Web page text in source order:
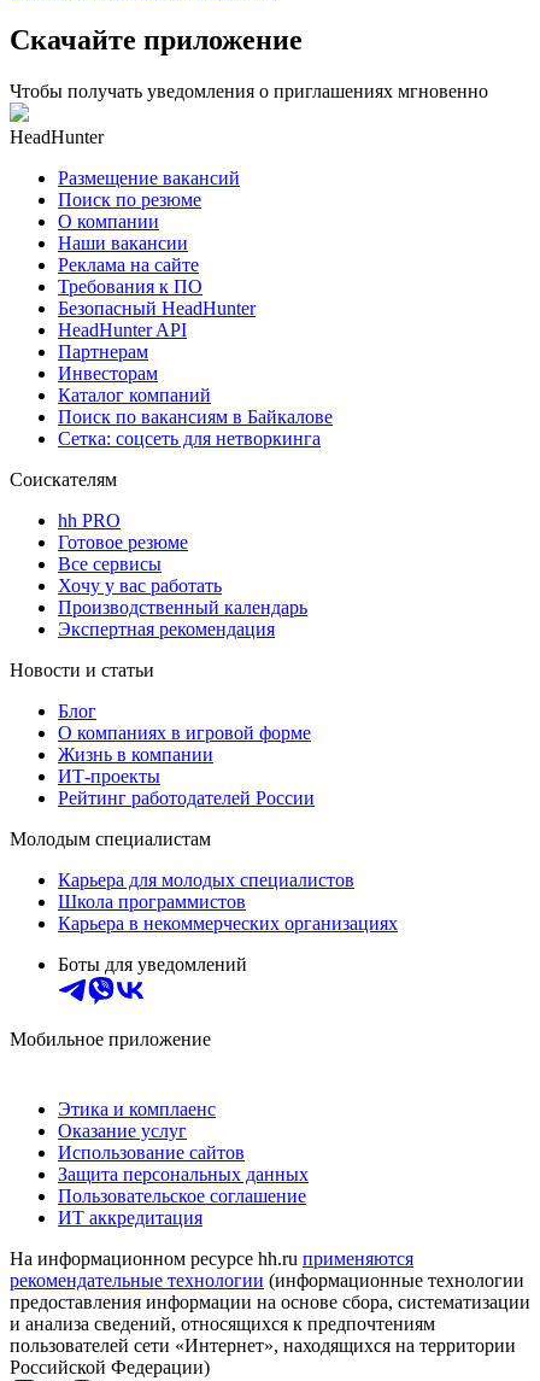
Скачайте приложение
Чтобы получать уведомления о приглашениях мгновенно
HeadHunter
Размещение вакансий
Поиск по резюме
О компании
Наши вакансии
Реклама на сайте
Требования к ПО
Безопасный HeadHunter
HeadHunter API
Партнерам
Инвесторам
Каталог компаний
Поиск по вакансиям в Байкалове
Сетка: соцсеть для нетворкинга
Соискателям
hh PRO
Готовое резюме
Все сервисы
Хочу у вас работать
Производственный календарь
Экспертная рекомендация
Новости и статьи
Блог
О компаниях в игровой форме
Жизнь в компании
ИТ-проекты
Рейтинг работодателей России
Молодым специалистам
Карьера для молодых специалистов
Школа программистов
Карьера в некоммерческих организациях
Боты для уведомлений
Мобильное приложение
Этика и комплаенс
Оказание услуг
Использование сайтов
Защита персональных данных
Пользовательское соглашение
ИТ аккредитация
На информационном ресурсе hh.ru применяются
рекомендательные технологии (информационные технологии
предоставления информации на основе сбора, систематизации
и анализа сведений, относящихся к предпочтениям
пользователей сети «Интернет», находящихся на территории
Российской Федерации)